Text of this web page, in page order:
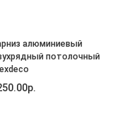
алюминиевый
потолочный